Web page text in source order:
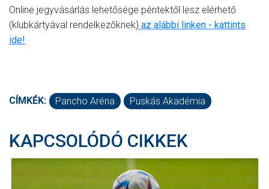
Online jegyvásárlás lehetősége péntektől lesz elérhető
(klubkártyával rendelkezőknek) az alábbi linken - kattints
ide!
CÍMKÉK: Pancho Aréna Puskás Akadémia
KAPCSOLÓDÓ CIKKEK